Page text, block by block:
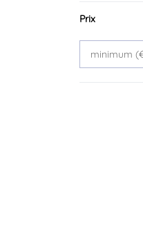
Prix